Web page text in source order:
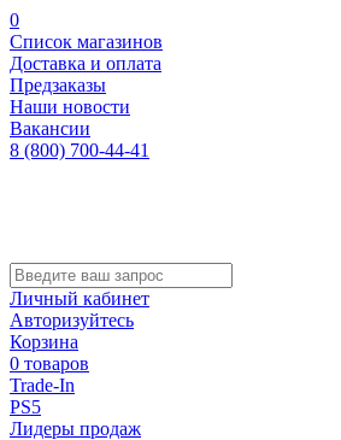
0
Список магазинов
Доставка и оплата
Предзаказы
Наши новости
Вакансии
8 (800) 700-44-41
Личный кабинет
Авторизуйтесь
Корзина
0 товаров
Trade-In
PS5
Лидеры продаж